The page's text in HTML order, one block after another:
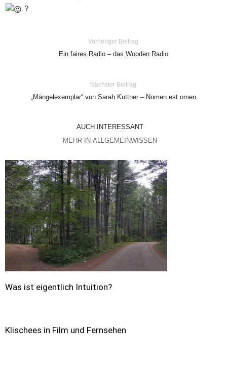
?
Vorheriger Beitrag
Ein faires Radio – das Wooden Radio
Nächster Beitrag
„Mängelexemplar“ von Sarah Kuttner – Nomen est omen
AUCH INTERESSANT
MEHR IN ALLGEMEINWISSEN
Was ist eigentlich Intuition?
Klischees in Film und Fernsehen